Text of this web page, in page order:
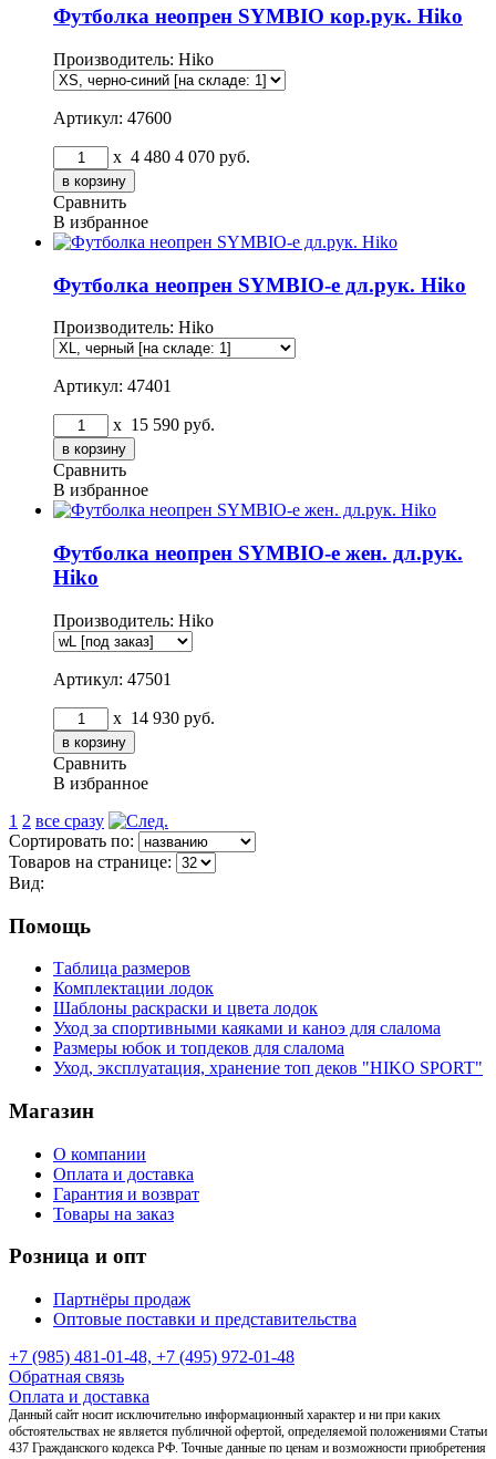
Футболка неопрен SYMBIO кор.рук. Hiko
Производитель: Hiko
Артикул: 47600
x 4 480 4 070 руб.
Сравнить
В избранное
Футболка неопрен SYMBIO-e дл.рук. Hiko
Производитель: Hiko
Артикул: 47401
x 15 590 руб.
Сравнить
В избранное
Футболка неопрен SYMBIO-e жен. дл.рук.
Hiko
Производитель: Hiko
Артикул: 47501
x 14 930 руб.
Сравнить
В избранное
1 2 все сразу
Сортировать по:
Товаров на странице:
Вид:
Помощь
Таблица размеров
Комплектации лодок
Шаблоны раскраски и цвета лодок
Уход за спортивными каяками и каноэ для слалома
Размеры юбок и топдеков для слалома
Уход, эксплуатация, хранение топ деков "HIKO SPORT"
Магазин
О компании
Оплата и доставка
Гарантия и возврат
Товары на заказ
Розница и опт
Партнёры продаж
Оптовые поставки и представительства
+7 (985) 481-01-48, +7 (495) 972-01-48
Обратная связь
Оплата и доставка
Данный сайт носит исключительно информационный характер и ни при каких
обстоятельствах не является публичной офертой, определяемой положениями Статьи
437 Гражданского кодекса РФ. Точные данные по ценам и возможности приобретения